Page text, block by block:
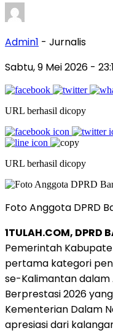
Admin1 - Jurnalis
Sabtu, 9 Mei 2026 -
URL berhasil dicopy
URL berhasil dicopy
Foto Anggota DPRD
1TULAH.COM, DPRD
Pemerintah
pertama kategori
se-Kalimantan dalam
Berprestasi 2026
Kementerian Dalam
apresiasi dari